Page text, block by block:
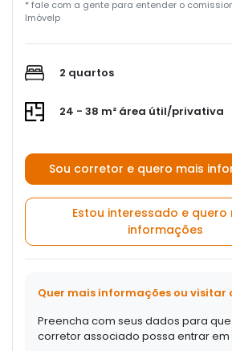
* fale com a gente para entender o
Imóvelp
2 quartos
24 - 38 m² área útil/privativa
Sou corretor e quero mais
Estou interessado e quero
informações
Quer mais informações ou visitar
Preencha com seus dados para
corretor associado possa entrar